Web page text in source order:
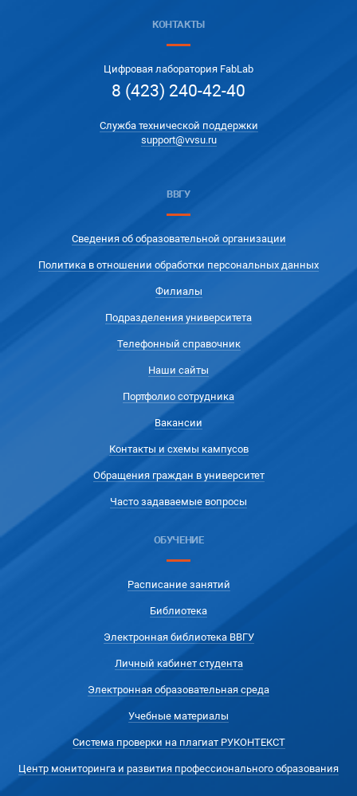
КОНТАКТЫ
Цифровая лаборатория FabLab
8 (423) 240-42-40
Служба технической поддержки
support@vvsu.ru
ВВГУ
Сведения об образовательной организации
Политика в отношении обработки персональных данных
Филиалы
Подразделения университета
Телефонный справочник
Наши сайты
Портфолио сотрудника
Вакансии
Контакты и схемы кампусов
Обращения граждан в университет
Часто задаваемые вопросы
ОБУЧЕНИЕ
Расписание занятий
Библиотека
Электронная библиотека ВВГУ
Личный кабинет студента
Электронная образовательная среда
Учебные материалы
Система проверки на плагиат РУКОНТЕКСТ
Центр мониторинга и развития профессионального образования